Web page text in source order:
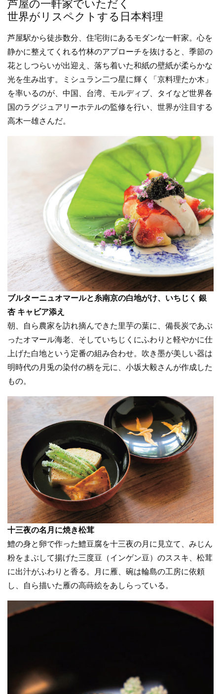
o
k
芦屋の一軒家でいただく
世界がリスペクトする日本料理
芦屋駅から徒歩数分、住宅街にあるモダンな一軒家。心を
静かに整えてくれる竹林のアプローチを抜けると、季節の
花としつらいが出迎え、落ち着いた和紙の壁紙が柔らかな
光を生み出す。ミシュラン二つ星に輝く「京料理たか木」
を率いるのが、中国、台湾、モルディブ、タイなど世界各
国のラグジュアリーホテルの監修を行い、世界が注目する
高木一雄さんだ。
ブルターニュオマールと糸南京の白地がけ、いちじく 銀
杏 キャビア添え
朝、自ら農家を訪れ摘んできた里芋の葉に、備長炭であぶ
ったオマール海老、そしていちじくにふわりと軽やかに仕
上げた白地という定番の組み合わせ。吹き墨が美しい器は
明時代の月兎の染付の柄を元に、小坂大毅さんが作成した
もの。
十三夜の名月に焼き松茸
鱧の身と卵で作った鱧豆腐を十三夜の月に見立て、みじん
粉をまぶして揚げた三度豆（インゲン豆）のススキ、松茸
に出汁がふわりと香る。月に雁、碗は輪島の工房に依頼
し、自ら描いた雁の高蒔絵をあしらっている。